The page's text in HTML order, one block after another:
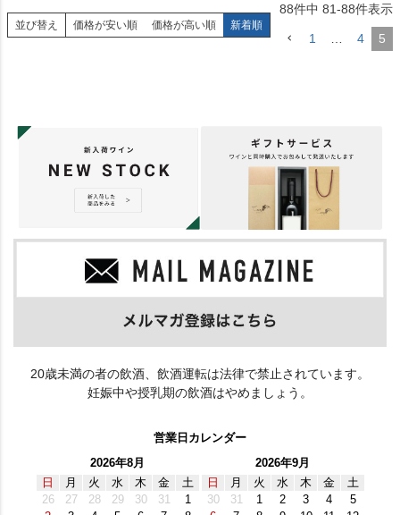
並び替え 価格が安い順 価格が高い順 新着順
88件中 81-88件表示
1 4 5
20歳未満の者の飲酒、飲酒運転は法律で禁止されています。
妊娠中や授乳期の飲酒はやめましょう。
営業日カレンダー
2026年8月
日
月 火 水 木 金
土
26
27 28 29 30 31
1
2026年9月
日
月 火 水 木 金
土
30
31 1 2 3 4
5